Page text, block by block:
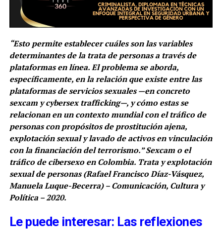
“Esto permite establecer cuáles son las variables
determinantes de la trata de personas a través de
plataformas en línea. El problema se aborda,
específicamente, en la relación que existe entre las
plataformas de servicios sexuales —en concreto
sexcam y cybersex trafficking—, y cómo estas se
relacionan en un contexto mundial con el tráfico de
personas con propósitos de prostitución ajena,
explotación sexual y lavado de activos en vinculación
con la financiación del terrorismo.” Sexcam o el
tráfico de cibersexo en Colombia. Trata y explotación
sexual de personas (Rafael Francisco Díaz-Vásquez,
Manuela Luque-Becerra) – Comunicación, Cultura y
Política – 2020.
Le puede interesar: Las reflexiones